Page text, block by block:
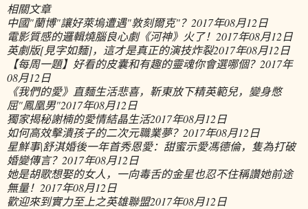
相關文章
中國"蘭博"讓好萊塢遭遇"敦刻爾克"？ 2017年08月12日
電影質感的邏輯燒腦良心劇《河神》火了！ 2017年08月12日
英劇版[見字如麵]，這才是真正的演技炸裂2017年08月12日
【每周一題】好看的皮囊和有趣的靈魂你會選哪個？ 2017年
08月12日
《我們的愛》直麵生活悲喜，靳東放下精英範兒，變身憋
屈"鳳凰男"2017年08月12日
獨家揭秘謝楠的愛情結晶生活2017年08月12日
如何高效擊潰孩子的二次元職業夢？ 2017年08月12日
星鮮事|舒淇婚後一年首秀恩愛：甜蜜示愛馮德倫，隻為打破
婚變傳言？ 2017年08月12日
她是胡歌想娶的女人，一向毒舌的金星也忍不住稱讚她前途
無量！ 2017年08月12日
歡迎來到實力至上之英雄聯盟2017年08月12日